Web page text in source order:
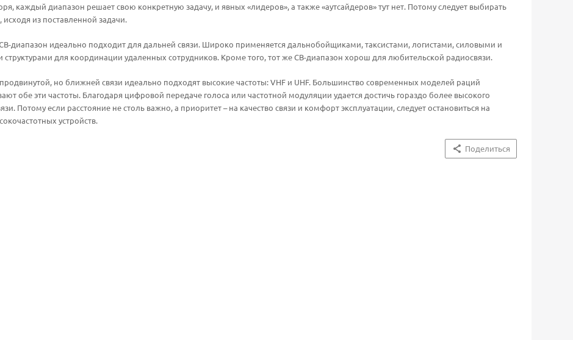
каждый диапазон решает свою конкретную задачу, и явных «лидеров», а также «аутсайдеров» тут нет. Потому следует выбирать
исходя из поставленной задачи.
диапазон идеально подходит для дальней связи. Широко применяется дальнобойщиками, таксистами, логистами, силовыми и
для координации удаленных сотрудников. Кроме того, тот же СВ-диапазон хорош для любительской радиосвязи.
но ближней связи идеально подходят высокие частоты: VHF и UHF. Большинство современных моделей раций
обе эти частоты. Благодаря цифровой передаче голоса или частотной модуляции удается достичь гораздо более высокого
Потому если расстояние не столь важно, а приоритет – на качество связи и комфорт эксплуатации, следует остановиться на
устройств.
Поделиться